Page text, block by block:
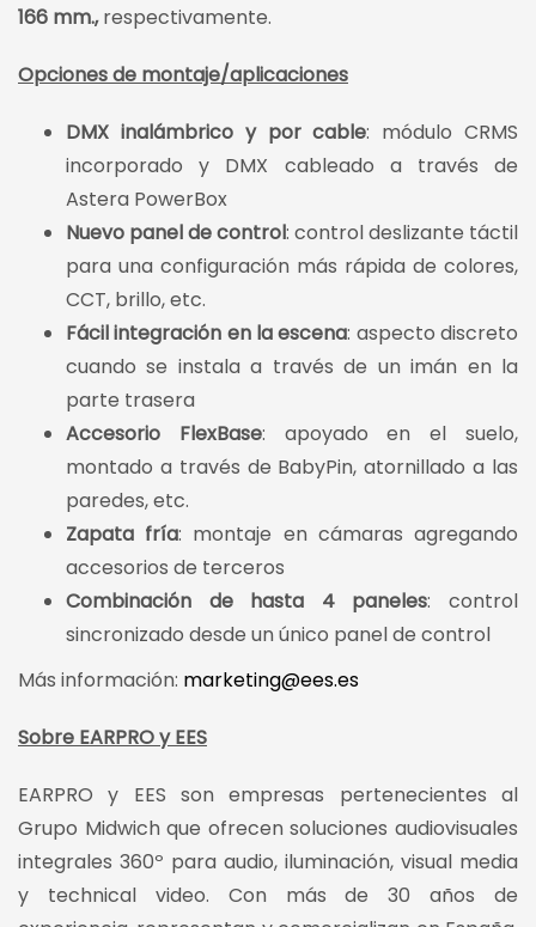
166 mm.,respectivamente.
Opciones de montaje/aplicaciones
DMX inalámbrico y por cable: módulo CRMS
incorporado y DMX cableado a través de
Astera PowerBox
Nuevo panel de control: control deslizante táctil
para una configuración más rápida de colores,
CCT, brillo, etc.
Fácil integración en la escena: aspecto discreto
cuando se instala a través de un imán en la
parte trasera
Accesorio FlexBase: apoyado en el suelo,
montado a través de BabyPin, atornillado a las
paredes, etc.
Zapata fría: montaje en cámaras agregando
accesorios de terceros
Combinación de hasta 4 paneles: control
sincronizado desde un único panel de control
Más información: marketing@ees.es
Sobre EARPRO y EES
EARPRO y EES son empresas pertenecientes al
Grupo Midwich que ofrecen soluciones audiovisuales
integrales 360º para audio, iluminación, visual media
y technical video. Con más de 30 años de